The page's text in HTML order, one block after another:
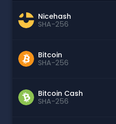
Nicehash
SHA-256
Bitcoin
SHA-256
Bitcoin Cash
SHA-256